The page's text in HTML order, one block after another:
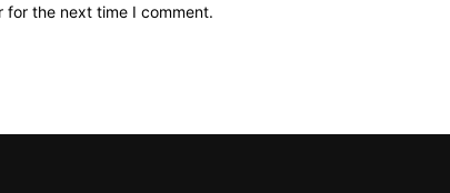
for the next time I comment.